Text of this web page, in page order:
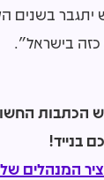
יתגבר בשנים
בישראל".
17:00- חמש
בנייד!
המנהלים